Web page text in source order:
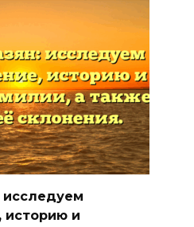
историю и